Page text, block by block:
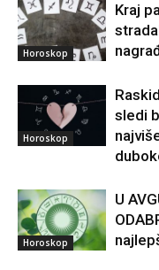
Horoskop
Kraj
Horoskop
sledi
Horoskop
U